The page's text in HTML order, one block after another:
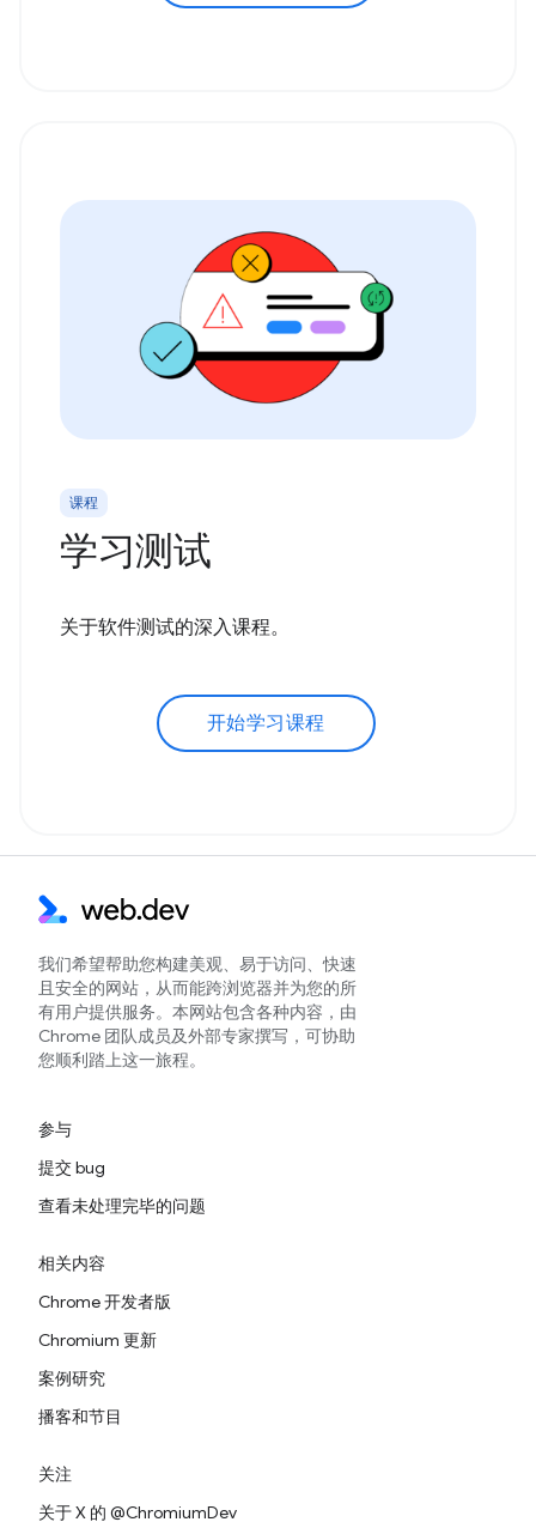
课程
学习测试
关于软件测试的深入课程。
开始学习课程
我们希望帮助您构建美观、易于访问、快速
且安全的网站，从而能跨浏览器并为您的所
有用户提供服务。本网站包含各种内容，由
Chrome 团队成员及外部专家撰写，可协助
您顺利踏上这一旅程。
参与
提交 bug
查看未处理完毕的问题
相关内容
Chrome 开发者版
Chromium 更新
案例研究
播客和节目
关注
关于 X 的 @ChromiumDev